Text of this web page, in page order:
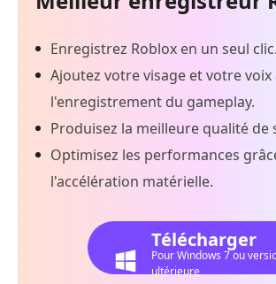
Enregistrez Roblox en un seul clic.
Ajoutez votre visage et votre voix
l'enregistrement du gameplay.
Produisez la meilleure qualité de
Optimisez les performances
l'accélération matérielle.
Télécharger
Pour Windows 7 ou
ultérieure